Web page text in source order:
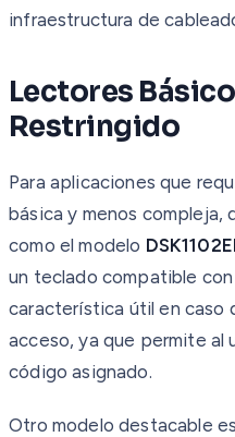
infraestructura de
Lectores
Restringido
Para aplicaciones que
básica y menos compleja,
como el modelo
un teclado compatible
característica útil en caso
acceso, ya que permite al
código asignado.
Otro modelo destacable